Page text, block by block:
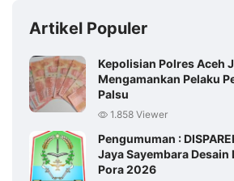
Artikel Populer
Kepolisian Polres Aceh
Mengamankan Pelaku
Palsu
1.858 Viewer
Pengumuman :
Jaya Sayembara
Pora 2026